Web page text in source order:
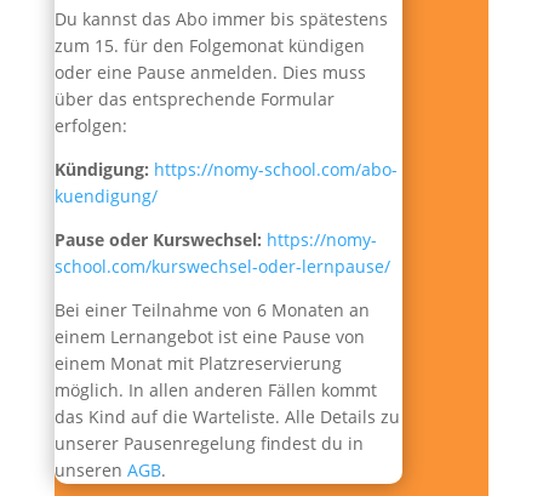
Du kannst das Abo immer bis spätestens
zum 15. für den Folgemonat kündigen
oder eine Pause anmelden. Dies muss
über das entsprechende Formular
erfolgen:
Kündigung: https://nomy-school.com/abo-
kuendigung/
Pause oder Kurswechsel: https://nomy-
school.com/kurswechsel-oder-lernpause/
Bei einer Teilnahme von 6 Monaten an
einem Lernangebot ist eine Pause von
einem Monat mit Platzreservierung
möglich. In allen anderen Fällen kommt
das Kind auf die Warteliste. Alle Details zu
unserer Pausenregelung findest du in
unseren AGB.